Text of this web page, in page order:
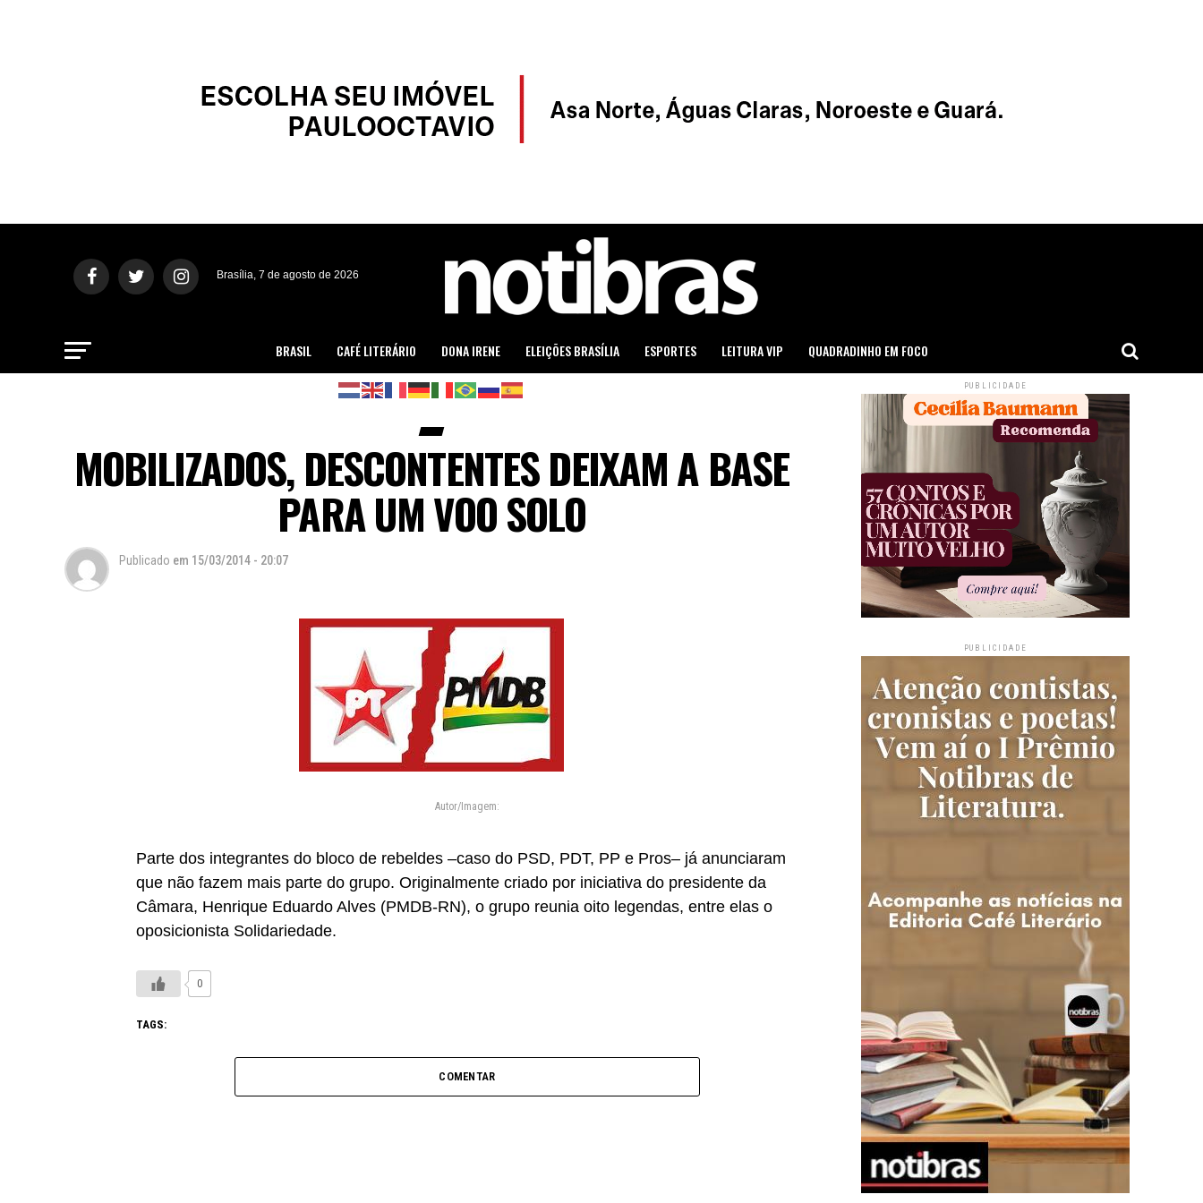
Brasília, 7 de agosto de 2026
BRASIL CAFÉ LITERÁRIO DONA IRENE ELEIÇÕES BRASÍLIA ESPORTES LEITURA VIP QUADRADINHO EM FOCO
MOBILIZADOS, DESCONTENTES DEIXAM A BASE
PARA UM VOO SOLO
Publicado em 15/03/2014 - 20:07
Autor/Imagem:
Parte dos integrantes do bloco de rebeldes –caso do PSD, PDT, PP e Pros– já anunciaram
que não fazem mais parte do grupo. Originalmente criado por iniciativa do presidente da
Câmara, Henrique Eduardo Alves (PMDB-RN), o grupo reunia oito legendas, entre elas o
oposicionista Solidariedade.
0
TAGS:
COMENTAR
PUBLICIDADE
PUBLICIDADE